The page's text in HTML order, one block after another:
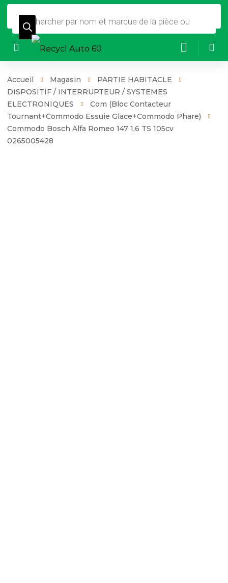
Recherche
de
produits
Accueil Magasin
PARTIE HABITACLE
DISPOSITIF / INTERRUPTEUR / SYSTEMES
ELECTRONIQUES
Com (Bloc Contacteur
Tournant+Commodo Essuie Glace+Commodo Phare)
Commodo Bosch Alfa Romeo 147 1,6 TS 105cv
0265005428